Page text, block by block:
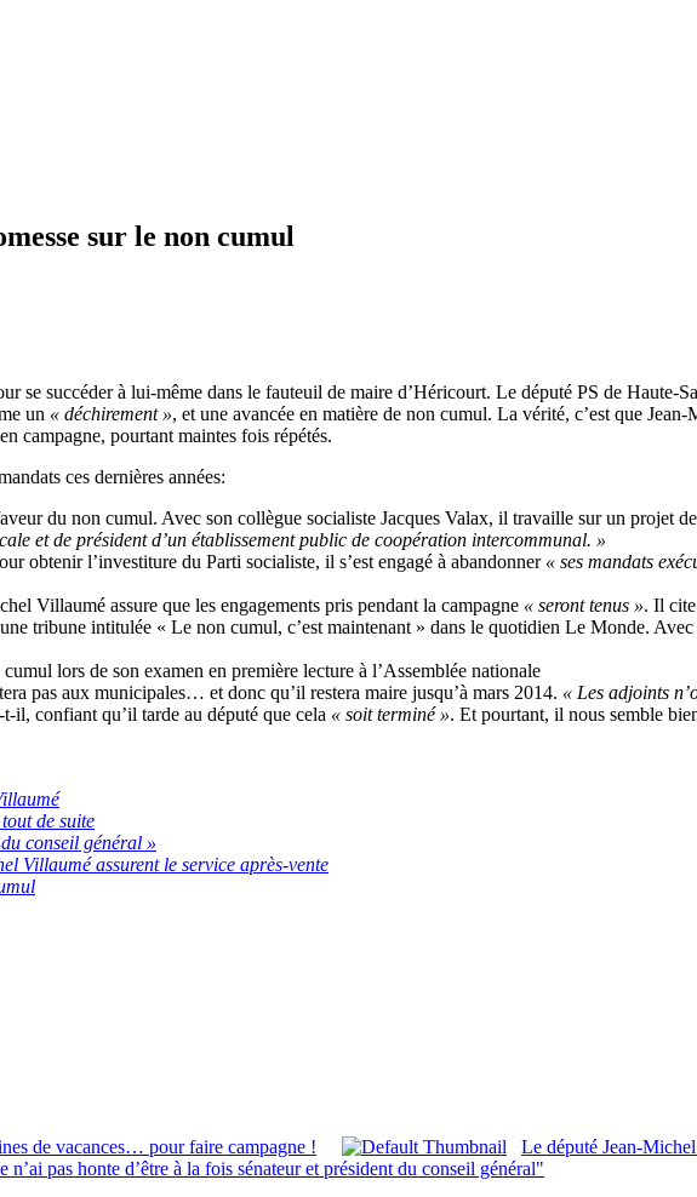
sur le non cumul
se succéder à lui-même dans le fauteuil de maire d’Héricourt. Le député PS de Haute-
un « déchirement », et une avancée en matière de non cumul. La vérité, c’est que
campagne, pourtant maintes fois répétés.
ces dernières années:
du non cumul. Avec son collègue socialiste Jacques Valax, il travaille sur un projet
et de président d’un établissement public de coopération intercommunal. »
obtenir l’investiture du Parti socialiste, il s’est engagé à abandonner « ses mandats
Villaumé assure que les engagements pris pendant la campagne « seront tenus ». Il
tribune intitulée « Le non cumul, c’est maintenant » dans le quotidien Le Monde.
lors de son examen en première lecture à l’Assemblée nationale
pas aux municipales… et donc qu’il restera maire jusqu’à mars 2014. « Les adjoints
t-il, confiant qu’il tarde au député que cela « soit terminé ». Et pourtant, il nous semble
de suite
conseil général »
Villaumé assurent le service après-vente
de vacances… pour faire campagne !
Le député Jean-
n’ai pas honte d’être à la fois sénateur et président du conseil général"